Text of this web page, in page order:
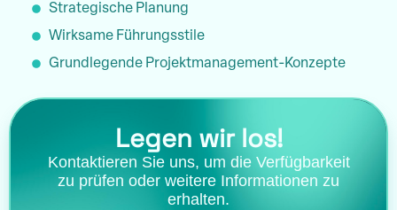
Strategische Planung
Wirksame Führungsstile
Grundlegende Projektmanagement-Konzepte
Legen wir los!
Kontaktieren Sie uns, um die Verfügbarkeit
zu prüfen oder weitere Informationen zu
erhalten.